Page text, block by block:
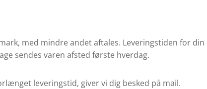
med mindre andet aftales. Leveringstiden for
sendes varen afsted første hverdag.
leveringstid, giver vi dig besked på mail.